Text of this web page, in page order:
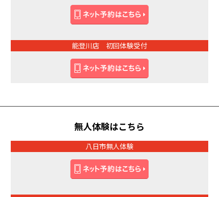
能登川店 初回体験受付
無人体験はこちら
八日市無人体験